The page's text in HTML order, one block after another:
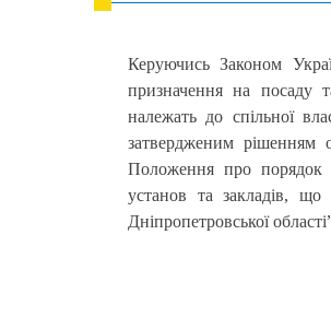
Керуючись Законом
призначення на посаду
належать до спільної
затвердженим
Положення про порядок
установ та закладів, що
Дніпропетровської